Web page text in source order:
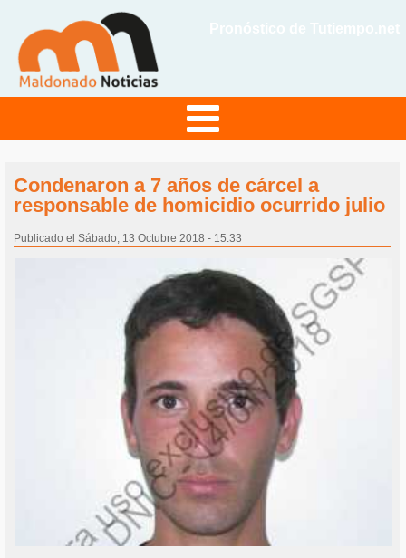
Condenaron a 7 años de cárcel a
responsable de homicidio ocurrido julio
Publicado el Sábado, 13 Octubre 2018 - 15:33